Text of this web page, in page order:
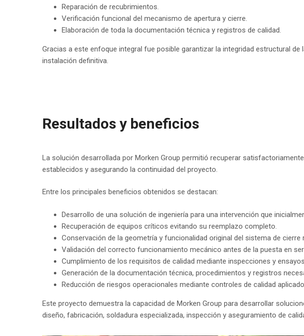
Reparación de recubrimientos.
Verificación funcional del mecanismo de apertura y cierre.
Elaboración de toda la documentación técnica y registros de calidad.
Gracias a este enfoque integral fue posible garantizar la integridad estructural de
instalación definitiva.
Resultados y beneficios
La solución desarrollada por Morken Group permitió recuperar
establecidos y asegurando la continuidad del proyecto.
Entre los principales beneficios obtenidos se destacan:
Desarrollo de una solución de ingeniería para una intervención que
Recuperación de equipos críticos evitando su reemplazo completo.
Conservación de la geometría y funcionalidad original del sistema de cierre
Validación del correcto funcionamiento mecánico antes de la puesta en
Cumplimiento de los requisitos de calidad mediante inspecciones y
Generación de la documentación técnica, procedimientos y registros
Reducción de riesgos operacionales mediante controles de calidad
Este proyecto demuestra la capacidad de Morken Group para desarrollar
diseño, fabricación, soldadura especializada, inspección y aseguramiento de